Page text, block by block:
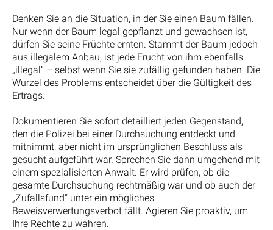
Denken Sie an die Situation, in der Sie einen Baum fällen.
Nur wenn der Baum legal gepflanzt und gewachsen ist,
dürfen Sie seine Früchte ernten. Stammt der Baum jedoch
aus illegalem Anbau, ist jede Frucht von ihm ebenfalls
„illegal“ – selbst wenn Sie sie zufällig gefunden haben. Die
Wurzel des Problems entscheidet über die Gültigkeit des
Ertrags.
Dokumentieren Sie sofort detailliert jeden Gegenstand,
den die Polizei bei einer Durchsuchung entdeckt und
mitnimmt, aber nicht im ursprünglichen Beschluss als
gesucht aufgeführt war. Sprechen Sie dann umgehend mit
einem spezialisierten Anwalt. Er wird prüfen, ob die
gesamte Durchsuchung rechtmäßig war und ob auch der
„Zufallsfund“ unter ein mögliches
Beweisverwertungsverbot fällt. Agieren Sie proaktiv, um
Ihre Rechte zu wahren.